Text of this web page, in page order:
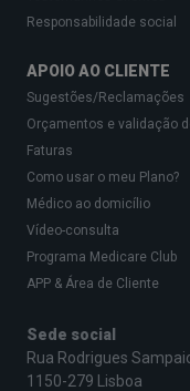
Responsabilidade social
APOIO AO CLIENTE
Sugestões/Reclamações
Orçamentos e validação
Faturas
Como usar o meu Plano?
Médico ao domicílio
Vídeo-consulta
Programa Medicare Club
APP & Área de Cliente
Sede social
Rua Rodrigues
1150-279 Lisboa